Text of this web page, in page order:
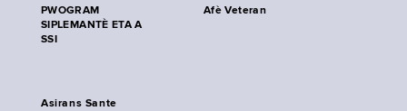
PWOGRAM
SIPLEMANTÈ ETA A
SSI
Afè Veteran
Asirans Sante